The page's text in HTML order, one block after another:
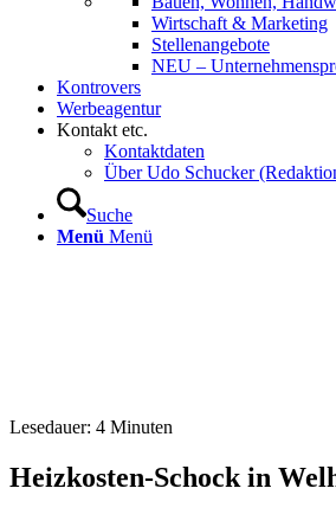
Wirtschaft & Marketing
Stellenangebote
NEU –
Kontrovers
Werbeagentur
Kontakt etc.
Kontaktdaten
Über Udo Schucker
Suche
Menü Menü
Lesedauer: 4 Minuten
Heizkosten-Schock in